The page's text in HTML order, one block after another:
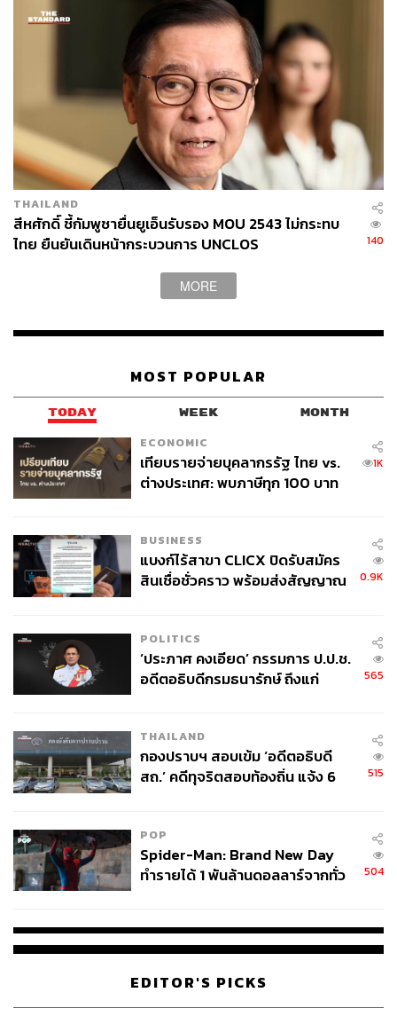
พล.อ. ณัฐพลกล่าวอีกว่า ก่อนการประชุมตนได้หารือกับ
พล.อ. เตีย เซยฮา รองนายกรัฐมนตรี และรัฐมนตรีว่าการ
กระทรวงกลาโหม กัมพูชา แบบ four eyes ถึงประเด็นสาสน์
ของ ฮุน มาเนต นายกรัฐมนตรีของกัมพูชาที่ส่งถึง อนุทิน
นายกรัฐมนตรีของไทย ในการแสดงความยินดีต่ออนุทิน โดย
ข้อความแสดงถึงท่าทีซึ่งจะนำไปสู่การคลี่คลายสถานการณ์
และนายกฯ จึงอยากทราบแนวทางความคืบหน้าในการหารือ
ในวันนี้
“ผมได้คุยกับท่านเตีย เซยฮา ว่าประเด็นที่ต้องแก้ไขของบ้าน
เราในวันนี้คือเรื่องการเก็บกู้วัตถุระเบิด กับบ้านหนองจานขอ
ประชุมได้รับการตอบรับเป็นอย่างดีจากกัมพูชา อย่างไรก็ตาม
ก็ต้องติดตามความจริงใจของกัมพูชาในการดำเนินการตาม
ชายแดนไทย-กัมพูชา
สถานการณ์ไทย-กัมพูชา
ข้อตกลงหยุดยิง
198
THE STANDARD TEAM
กองบรรณาธิการ THE STANDARD
THAILAND
สีหศักดิ์ ชี้กัมพูชายื่นยูเอ็นรับรอง MOU 2543 ไม่กระทบ
ไทย ยืนยันเดินหน้ากระบวนการ UNCLOS
140
MORE
MOST POPULAR
TODAY WEEK MONTH
ECONOMIC
เทียบรายจ่ายบุคลากรรัฐ ไทย vs.
ต่างประเทศ: พบภาษีทุก 100 บาท
1K
BUSINESS
แบงก์ไร้สาขา CLICX ปิดรับสมัคร
สินเชื่อชั่วคราว พร้อมส่งสัญญาณ
0.9K
POLITICS
‘ประภาศ คงเอียด’ กรรมการ ป.ป.ช.
อดีตอธิบดีกรมธนารักษ์ ถึงแก่
565
THAILAND
กองปราบฯ สอบเข้ม ‘อดีตอธิบดี
สถ.’ คดีทุจริตสอบท้องถิ่น แจ้ง 6
515
POP
Spider-Man: Brand New Day
ทำรายได้ 1 พันล้านดอลลาร์จากทั่ว
504
EDITOR'S PICKS